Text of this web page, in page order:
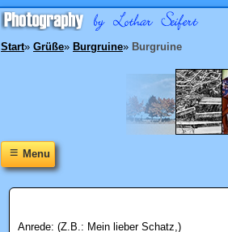
Start» Grüße» Burgruine» Burgruine
≡Menu
Anrede: (Z.B.: Mein lieber Schatz,)